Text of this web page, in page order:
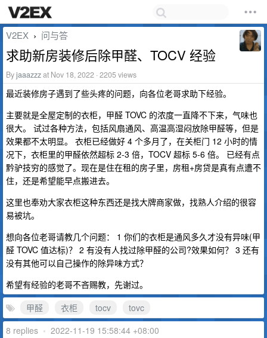
V2EX › 问与答
求助新房装修后除甲醛、TOCV 经验
Byjaaazzzat Nov 18, 2022 · 2205 views
最近装修房子遇到了些头疼的问题，向各位老哥求助下经验。
主要就是全屋定制的衣柜，甲醛 TOVC 的浓度一直降不下来，气味也
很大。 试过各种方法，包括风扇通风、高温高湿闷放除甲醛等，但是
效果都不太明显。 衣柜已经做好 4 个多月了，在关柜门 12 小时的情
况下，衣柜里的甲醛依然超标 2-3 倍，TOCV 超标 5-6 倍。 已经有点
黔驴技穷的感觉了。现在是住在租的房子里，房租+房贷是真有点遭不
住，还是希望能早点搬进去。
这里也奉劝大家衣柜这种东西还是找大牌商家做，找熟人介绍的很容
易被坑。
想向各位老哥请教几个问题： 1 你们的衣柜是通风多久才没有异味(甲
醛 TOVC 值达标)？ 2 有没有人找过除甲醛的公司?效果如何？ 3 还有
没有其他可以自己操作的除异味方式？
希望有经验的老哥不吝赐教，先谢过。
甲醛
衣柜 tocv
tovc
8 replies • 2022-11-19 15:58:44 +08:00